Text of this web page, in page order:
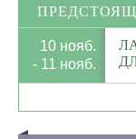
10 нояб.
- 11 нояб.